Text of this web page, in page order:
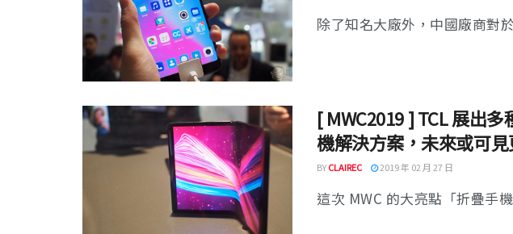
除了知名大廠外，中國廠商對
[ MWC2019 ] TCL 展出
機解決方案，未來或可
BYCLAIREC 2019 年 02 月 27 日
這次 MWC 的大亮點「折疊手